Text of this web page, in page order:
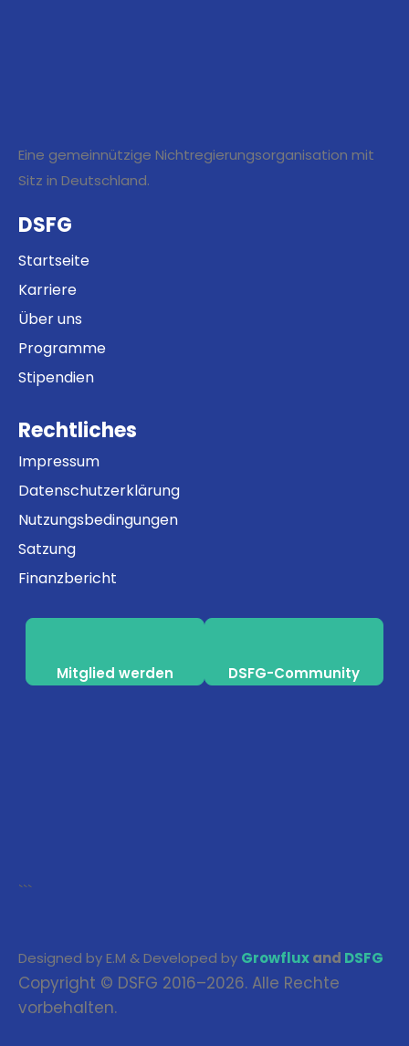
Eine gemeinnützige Nichtregierungsorganisation mit
Sitz in Deutschland.
DSFG
Startseite
Karriere
Über uns
Programme
Stipendien
Rechtliches
Impressum
Datenschutzerklärung
Nutzungsbedingungen
Satzung
Finanzbericht
Mitglied werden DSFG-Community
```
Designed by E.M & Developed by Growfluxand DSFG
Copyright © DSFG 2016–2026. Alle Rechte
vorbehalten.